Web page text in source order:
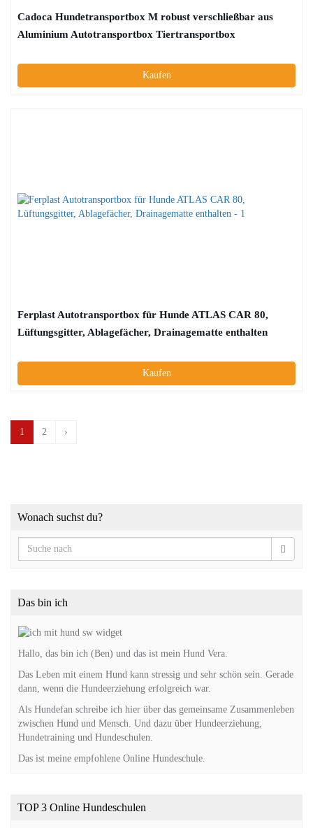
Cadoca Hundetransportbox M robust verschließbar aus
Aluminium Autotransportbox Tiertransportbox
Kaufen
Ferplast Autotransportbox für Hunde ATLAS CAR 80,
Lüftungsgitter, Ablagefächer, Drainagematte enthalten
Kaufen
1 2 ›
Wonach suchst du?
Das bin ich
Hallo, das bin ich (Ben) und das ist mein Hund Vera.
Das Leben mit einem Hund kann stressig und sehr schön sein. Gerade
dann, wenn die Hundeerziehung erfolgreich war.
Als Hundefan schreibe ich hier über das gemeinsame Zusammenleben
zwischen Hund und Mensch. Und dazu über Hundeerziehung,
Hundetraining und Hundeschulen.
Das ist meine empfohlene Online Hundeschule.
TOP 3 Online Hundeschulen